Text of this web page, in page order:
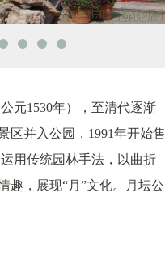
元1530年），至清代逐渐
区并入公园，1991年开始售
用传统园林手法，以曲折
趣，展现“月”文化。月坛公